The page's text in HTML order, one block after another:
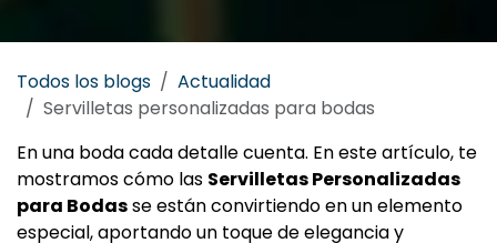
Todos los blogs
Actualidad
Servilletas personalizadas para bodas
En una boda cada detalle cuenta. En este artículo, te
mostramos cómo las Servilletas Personalizadas
para Bodasse están convirtiendo en un elemento
especial, aportando un toque de elegancia y